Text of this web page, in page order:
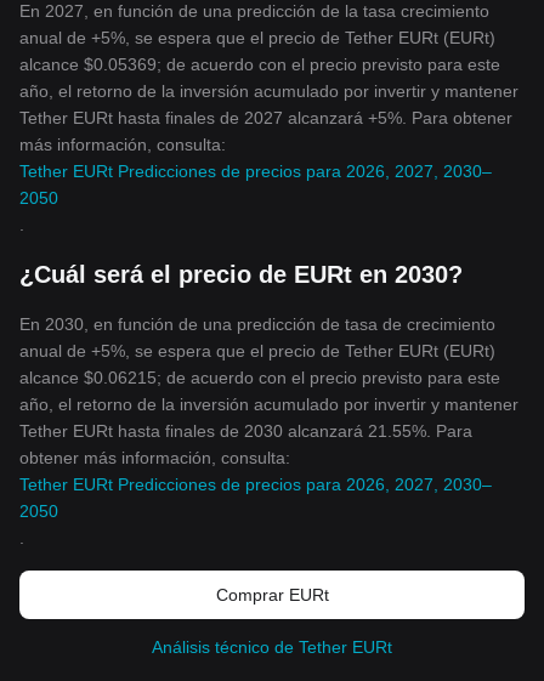
En 2027, en función de una predicción de la tasa crecimiento
anual de +5%, se espera que el precio de Tether EURt (EURt)
alcance $0.05369; de acuerdo con el precio previsto para este
año, el retorno de la inversión acumulado por invertir y mantener
Tether EURt hasta finales de 2027 alcanzará +5%. Para obtener
más información, consulta:
Tether EURt Predicciones de precios para 2026, 2027, 2030–
2050
¿Cuál será el precio de EURt en 2030?
En 2030, en función de una predicción de tasa de crecimiento
anual de +5%, se espera que el precio de Tether EURt (EURt)
alcance $0.06215; de acuerdo con el precio previsto para este
año, el retorno de la inversión acumulado por invertir y mantener
Tether EURt hasta finales de 2030 alcanzará 21.55%. Para
obtener más información, consulta:
Tether EURt Predicciones de precios para 2026, 2027, 2030–
2050
Comprar EURt
Análisis técnico de Tether EURt